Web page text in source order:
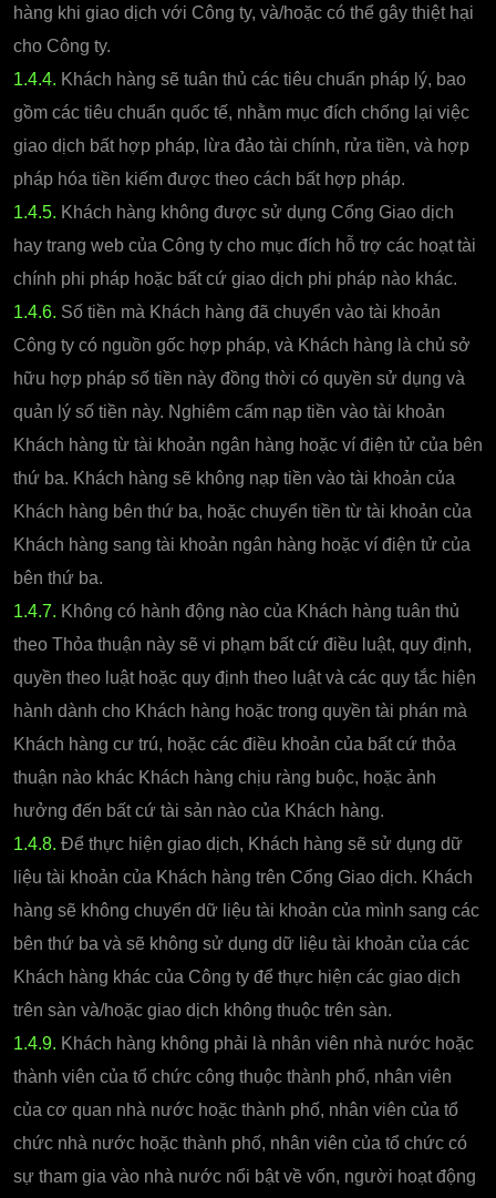
hàng khi giao dịch với Công ty, và/hoặc có thể gây thiệt hại
cho Công ty.
1.4.4. Khách hàng sẽ tuân thủ các tiêu chuẩn pháp lý, bao
gồm các tiêu chuẩn quốc tế, nhằm mục đích chống lại việc
giao dịch bất hợp pháp, lừa đảo tài chính, rửa tiền, và hợp
pháp hóa tiền kiếm được theo cách bất hợp pháp.
1.4.5. Khách hàng không được sử dụng Cổng Giao dịch
hay trang web của Công ty cho mục đích hỗ trợ các hoạt tài
chính phi pháp hoặc bất cứ giao dịch phi pháp nào khác.
1.4.6. Số tiền mà Khách hàng đã chuyển vào tài khoản
Công ty có nguồn gốc hợp pháp, và Khách hàng là chủ sở
hữu hợp pháp số tiền này đồng thời có quyền sử dụng và
quản lý số tiền này. Nghiêm cấm nạp tiền vào tài khoản
Khách hàng từ tài khoản ngân hàng hoặc ví điện tử của bên
thứ ba. Khách hàng sẽ không nạp tiền vào tài khoản của
Khách hàng bên thứ ba, hoặc chuyển tiền từ tài khoản của
Khách hàng sang tài khoản ngân hàng hoặc ví điện tử của
bên thứ ba.
1.4.7. Không có hành động nào của Khách hàng tuân thủ
theo Thỏa thuận này sẽ vi phạm bất cứ điều luật, quy định,
quyền theo luật hoặc quy định theo luật và các quy tắc hiện
hành dành cho Khách hàng hoặc trong quyền tài phán mà
Khách hàng cư trú, hoặc các điều khoản của bất cứ thỏa
thuận nào khác Khách hàng chịu ràng buộc, hoặc ảnh
hưởng đến bất cứ tài sản nào của Khách hàng.
1.4.8. Để thực hiện giao dịch, Khách hàng sẽ sử dụng dữ
liệu tài khoản của Khách hàng trên Cổng Giao dịch. Khách
hàng sẽ không chuyển dữ liệu tài khoản của mình sang các
bên thứ ba và sẽ không sử dụng dữ liệu tài khoản của các
Khách hàng khác của Công ty để thực hiện các giao dịch
trên sàn và/hoặc giao dịch không thuộc trên sàn.
1.4.9. Khách hàng không phải là nhân viên nhà nước hoặc
thành viên của tổ chức công thuộc thành phố, nhân viên
của cơ quan nhà nước hoặc thành phố, nhân viên của tổ
chức nhà nước hoặc thành phố, nhân viên của tổ chức có
sự tham gia vào nhà nước nổi bật về vốn, người hoạt động